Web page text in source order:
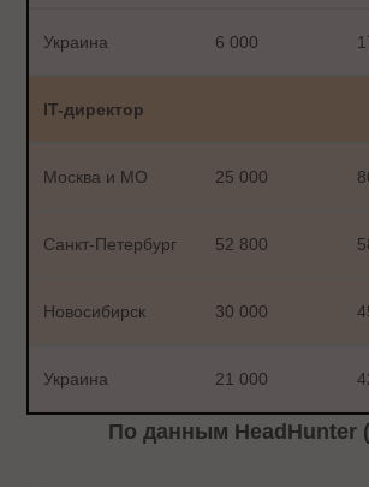
Украина 6 000
IT-директор
Москва и МО 25 000
Санкт-Петербург 52 800
Новосибирск 30 000
Украина 21 000
По данным HeadHunter